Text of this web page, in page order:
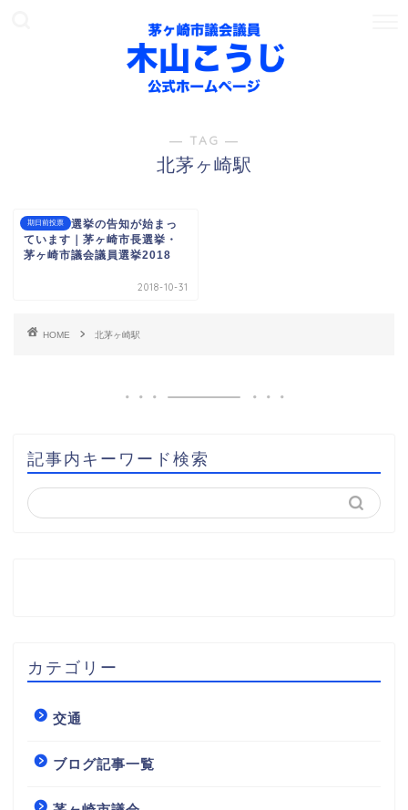
― TAG ―
北茅ヶ崎駅
期日前投票
茅ヶ崎市選挙の告知が始まっ
ています｜茅ヶ崎市長選挙・
茅ヶ崎市議会議員選挙2018
2018-10-31
HOME 北茅ヶ崎駅
記事内キーワード検索
カテゴリー
交通
ブログ記事一覧